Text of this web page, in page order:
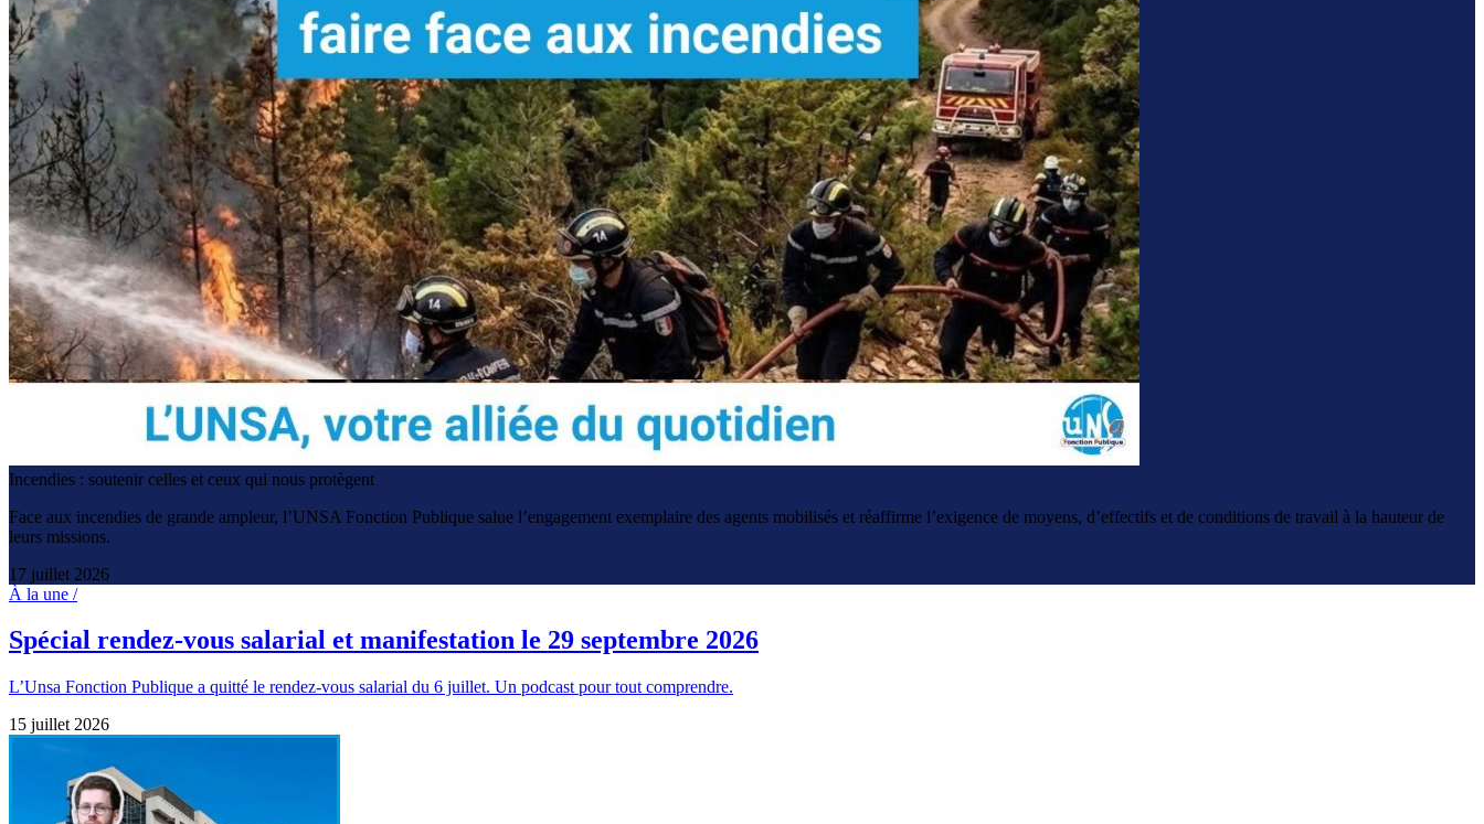
Incendies : soutenir celles et ceux qui nous protègent
Face aux incendies de grande ampleur, l’UNSA Fonction Publique salue l’engagement exemplaire des agents mobilisés et réaffirme l’exigence de moyens, d’effectifs et de conditions de travail à la hauteur de
leurs missions.
17 juillet 2026
À la une /
Spécial rendez-vous salarial et manifestation le 29 septembre 2026
L’Unsa Fonction Publique a quitté le rendez-vous salarial du 6 juillet. Un podcast pour tout comprendre.
15 juillet 2026